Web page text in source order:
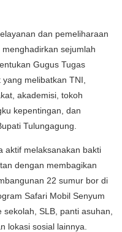
dan pemeliharaan
sejumlah
Gugus Tugas
melibatkan TNI,
akademisi, tokoh
kepentingan, dan
Tulungagung.
aktif melaksanakan bakti
dengan membagikan
22 sumur bor di
Safari Mobil Senyum
SLB, panti asuhan,
lokasi sosial lainnya.